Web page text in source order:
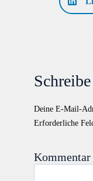
Deine E-Mail-
Erforderliche
Kommentar